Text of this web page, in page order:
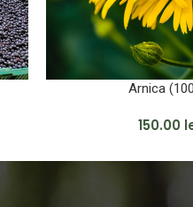
CITEȘTE MAI MULT
Arnica
150.00